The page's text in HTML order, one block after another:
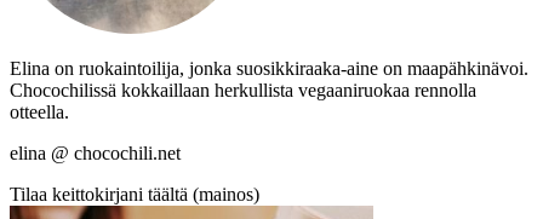
Elina on ruokaintoilija, jonka suosikkiraaka-aine on maapähkinävoi.
Chocochilissä kokkaillaan herkullista vegaaniruokaa rennolla
otteella.
elina @ chocochili.net
Tilaa keittokirjani täältä (mainos)